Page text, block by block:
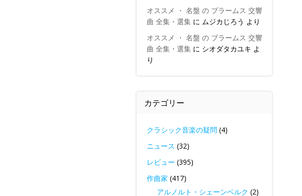
オススメ ・ 名盤 の ブラームス 交響
曲 全集・選集に ムジカじろう より
オススメ ・ 名盤 の ブラームス 交響
曲 全集・選集に シオダタカユキ よ
り
カテゴリー
クラシック音楽の疑問 (4)
ニュース (32)
レビュー (395)
作曲家 (417)
アルノルト・シェーンベルク (2)